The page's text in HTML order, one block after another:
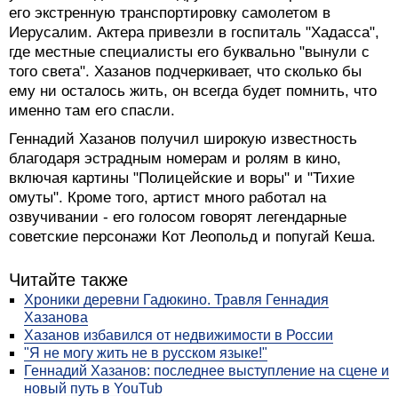
его экстренную транспортировку самолетом в
Иерусалим. Актера привезли в госпиталь "Хадасса",
где местные специалисты его буквально "вынули с
того света". Хазанов подчеркивает, что сколько бы
ему ни осталось жить, он всегда будет помнить, что
именно там его спасли.
Геннадий Хазанов получил широкую известность
благодаря эстрадным номерам и ролям в кино,
включая картины "Полицейские и воры" и "Тихие
омуты". Кроме того, артист много работал на
озвучивании - его голосом говорят легендарные
советские персонажи Кот Леопольд и попугай Кеша.
Читайте также
Хроники деревни Гадюкино. Травля Геннадия
Хазанова
Хазанов избавился от недвижимости в России
"Я не могу жить не в русском языке!"
Геннадий Хазанов: последнее выступление на сцене и
новый путь в YouTub